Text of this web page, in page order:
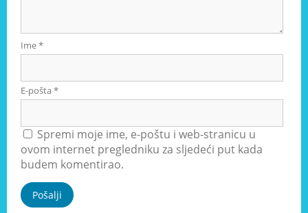
Ime*
E-pošta*
Spremi moje ime, e-poštu i web-stranicu u
ovom internet pregledniku za sljedeći put kada
budem komentirao.